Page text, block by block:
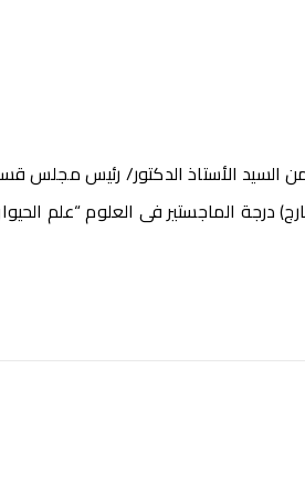
بشأن الخطاب الوارد من السيد الأستاذ الدكتور/
أحمد (من الخارج) درجة الماجستير فى العلوم